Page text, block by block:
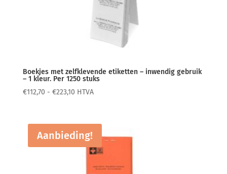
Boekjes met zelfklevende etiketten – inwendig gebruik
– 1 kleur. Per 1250 stuks
€112,70 - €223,10Prijsklasse:
€223,10
HTVA
Aanbieding!